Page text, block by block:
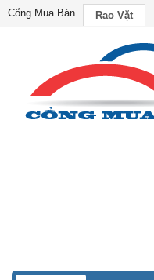
Cổng Mua Bán Rao Vặt